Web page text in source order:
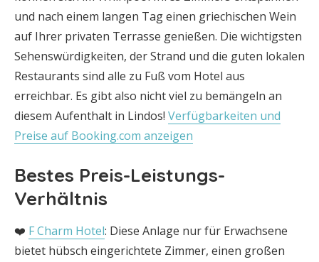
und nach einem langen Tag einen griechischen Wein
auf Ihrer privaten Terrasse genießen. Die wichtigsten
Sehenswürdigkeiten, der Strand und die guten lokalen
Restaurants sind alle zu Fuß vom Hotel aus
erreichbar. Es gibt also nicht viel zu bemängeln an
diesem Aufenthalt in Lindos! Verfügbarkeiten und
Preise auf Booking.com anzeigen
Bestes Preis-Leistungs-
Verhältnis
❤️ F Charm Hotel: Diese Anlage nur für Erwachsene
bietet hübsch eingerichtete Zimmer, einen großen